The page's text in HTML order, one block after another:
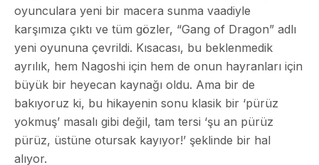
oyunculara yeni bir macera sunma vaadiyle
karşımıza çıktı ve tüm gözler, “Gang of Dragon” adlı
yeni oyununa çevrildi. Kısacası, bu beklenmedik
ayrılık, hem Nagoshi için hem de onun hayranları için
büyük bir heyecan kaynağı oldu. Ama bir de
bakıyoruz ki, bu hikayenin sonu klasik bir ‘pürüz
yokmuş’ masalı gibi değil, tam tersi ‘şu an pürüz
pürüz, üstüne otursak kayıyor!’ şeklinde bir hal
alıyor.